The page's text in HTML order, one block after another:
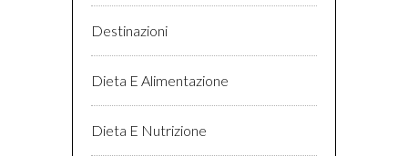
Destinazioni
Dieta E Alimentazione
Dieta E Nutrizione